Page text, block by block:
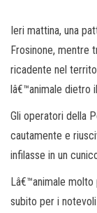
Ieri mattina, una
Frosinone, mentre
ricadente nel
lâ€™animale dietro
Gli operatori della
cautamente e
infilasse in un
Lâ€™animale
subito per i